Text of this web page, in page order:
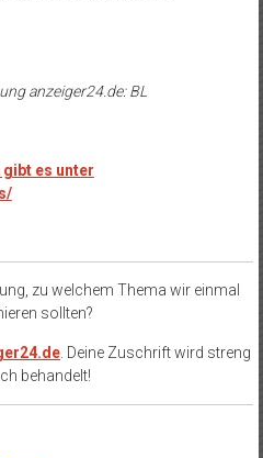
anzeiger24.de: BL
gibt es unter
zu welchem Thema wir einmal
sollten?
. Deine Zuschrift wird streng
behandelt!